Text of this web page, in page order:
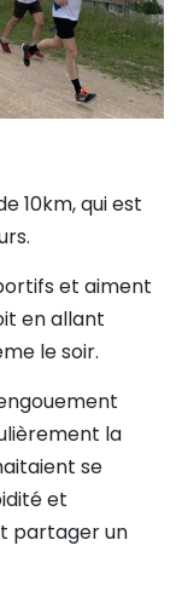
10km, qui est
et aiment
en allant
le soir.
la
se
et
partager un